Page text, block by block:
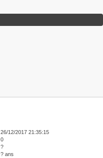
26/12/2017 21:35:15
0
?
? ans